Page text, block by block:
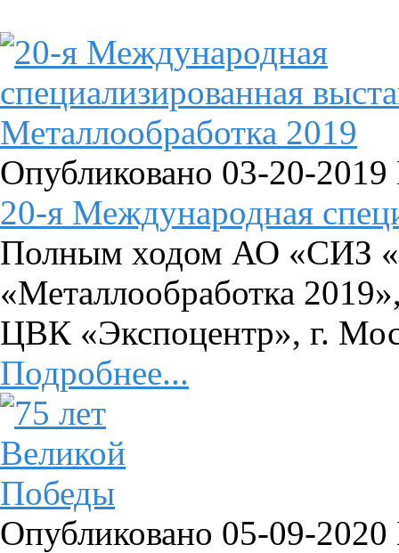
Опубликовано 03-20-2019
20-я Международная
Полным ходом АО «СИЗ
«Металлообработка
ЦВК «Экспоцентр», г.
Подробнее...
Опубликовано 05-09-2020